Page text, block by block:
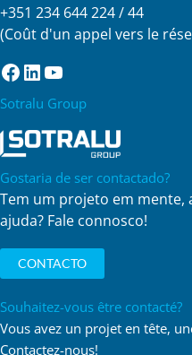
+351 234 644 224 / 44
(Coût d'un appel vers le
Facebook
LinkedIn
YouTube
Sotralu Group
Gostaria de ser contactado?
Tem um projeto em mente,
ajuda? Fale connosco!
CONTACTO
Souhaitez-vous être contacté?
Vous avez un projet en tête,
Contactez-nous!